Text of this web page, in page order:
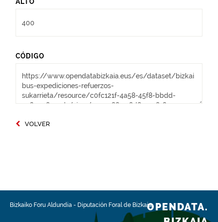
CÓDIGO
VOLVER
Bizkaiko Foru Aldundia - Diputación Foral de BizkaiaOPENDATA.